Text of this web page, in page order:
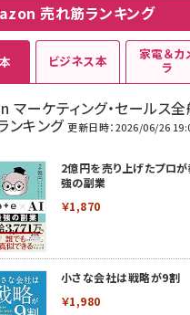
売れ筋ランキング
マーケティング・セールス
ンキング 更新日時：2026/06/26
2億円を売り上げたプロ
強の副業
￥1,870
小さな会社は戦略が9割
￥1,980
ビジネス本 家電＆カ
ラ